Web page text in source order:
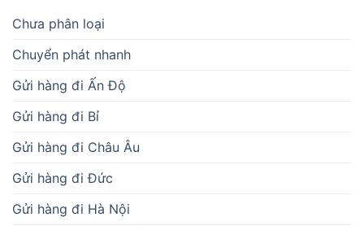
Chưa phân loại
Chuyển phát nhanh
Gửi hàng đi Ấn Độ
Gửi hàng đi Bỉ
Gửi hàng đi Châu Âu
Gửi hàng đi Đức
Gửi hàng đi Hà Nội